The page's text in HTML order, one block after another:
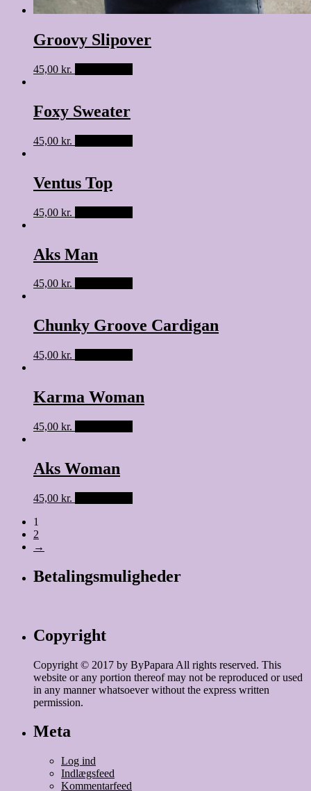
Groovy Slipover
45,00 kr.
Foxy Sweater
45,00 kr.
Ventus Top
45,00 kr.
Aks Man
45,00 kr.
Chunky Groove Cardigan
45,00 kr.
Karma Woman
45,00 kr.
Aks Woman
45,00 kr.
1
2
→
Betalingsmuligheder
Copyright
Copyright © 2017 by ByPapara All rights reserved. This
website or any portion thereof may not be reproduced or used
in any manner whatsoever without the express written
permission.
Meta
Log ind
Indlægsfeed
Kommentarfeed